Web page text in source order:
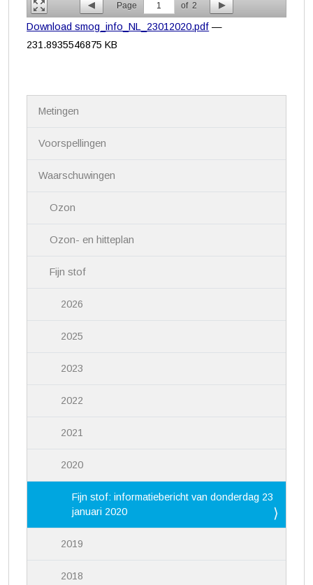
Page 1 of 2
Download smog_info_NL_23012020.pdf —
231.8935546875 KB
Metingen
Voorspellingen
Waarschuwingen
Ozon
Ozon- en hitteplan
Fijn stof
2026
2025
2023
2022
2021
2020
Fijn stof: informatiebericht van donderdag 23
januari 2020
2019
2018